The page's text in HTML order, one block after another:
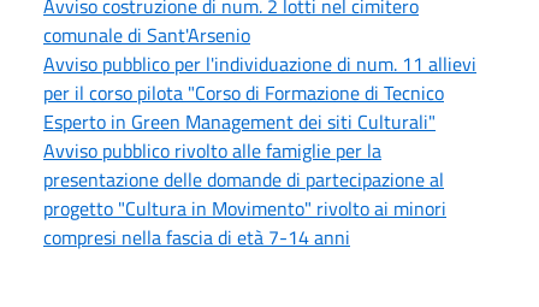
comunale di Sant'Arsenio
Avviso pubblico per l'individuazione di num. 11 allievi
per il corso pilota "Corso di Formazione di Tecnico
Esperto in Green Management dei siti Culturali"
Avviso pubblico rivolto alle famiglie per la
presentazione delle domande di partecipazione al
progetto "Cultura in Movimento" rivolto ai minori
compresi nella fascia di età 7-14 anni